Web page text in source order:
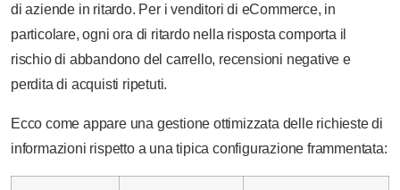
di aziende in ritardo. Per i venditori di eCommerce, in
particolare, ogni ora di ritardo nella risposta comporta il
rischio di abbandono del carrello, recensioni negative e
perdita di acquisti ripetuti.
Ecco come appare una gestione ottimizzata delle richieste di
informazioni rispetto a una tipica configurazione frammentata: